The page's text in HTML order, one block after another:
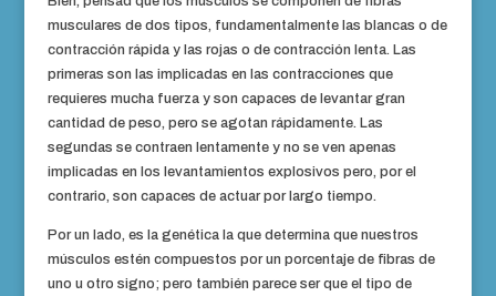
musculares de dos tipos, fundamentalmente las blancas o de
contracción rápida y las rojas o de contracción lenta. Las
primeras son las implicadas en las contracciones que
requieres mucha fuerza y son capaces de levantar gran
cantidad de peso, pero se agotan rápidamente. Las
segundas se contraen lentamente y no se ven apenas
implicadas en los levantamientos explosivos pero, por el
contrario, son capaces de actuar por largo tiempo.
Por un lado, es la genética la que determina que nuestros
músculos estén compuestos por un porcentaje de fibras de
uno u otro signo; pero también parece ser que el tipo de